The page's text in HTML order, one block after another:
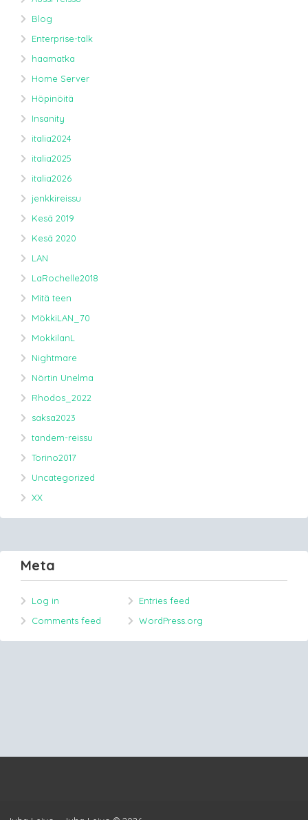
Blog
Enterprise-talk
haamatka
Home Server
Höpinöitä
Insanity
italia2024
italia2025
italia2026
jenkkireissu
Kesä 2019
Kesä 2020
LAN
LaRochelle2018
Mitä teen
MökkiLAN_70
MokkilanL
Nightmare
Nörtin Unelma
Rhodos_2022
saksa2023
tandem-reissu
Torino2017
Uncategorized
XX
Meta
Log in
Entries feed
Comments feed
WordPress.org